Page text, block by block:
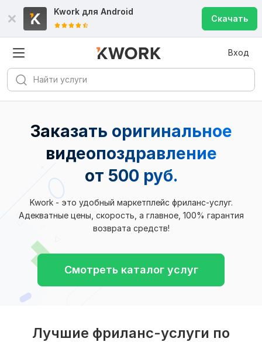
Kwork для Android
Скачать
Вход
Заказать оригинальное
видеопоздравление
от 500 руб.
Kwork - это удобный маркетплейс фриланс-услуг.
Адекватные цены, скорость, а главное, 100% гарантия
возврата средств!
Смотреть каталог услуг
Лучшие фриланс-услуги по